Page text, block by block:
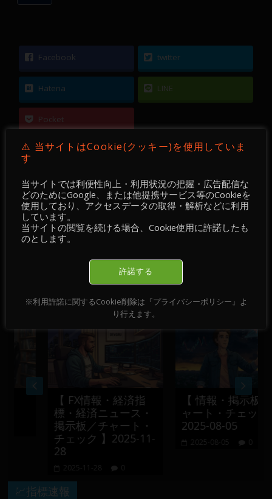
Facebook twitter
Hatena LINE
Pocket
←【 FX 】 GBPUSD ／ 15分足 ／ 2021年02月09
日 ～ 10日
【 FX 】 GBPJPY ／ 15分足 ／ 2021年02月12日
おすすめ記事
【 FX情報・経済指
標・経済ニュース・
掲示板／チャート・
チェック 】2025-11-
2025-11-28
【 情報・掲示板／チ
ャート・チェック 】
2025-08-05
2025-08-05
💹指標速報
⚠️ 当サイトはCookie(クッキー)を使用していま
す
当サイトでは利便性向上・利用状況の把握・広告配信な
どのためにGoogle、または他提携サービス等のCookieを
使用しており、アクセスデータの取得・解析などに利用
しています。
当サイトの閲覧を続ける場合、Cookie使用に許諾したも
のとします。
許諾する
※利用許諾に関するCookie削除は『プライバシーポリシー』よ
り行えます。